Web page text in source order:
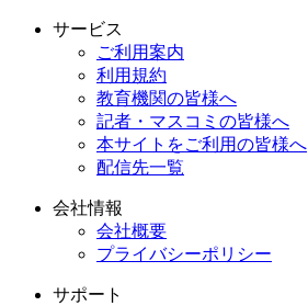
サービス
ご利用案内
利用規約
教育機関の皆様へ
記者・マスコミの皆様へ
本サイトをご利用の皆様へ
配信先一覧
会社情報
会社概要
プライバシーポリシー
サポート